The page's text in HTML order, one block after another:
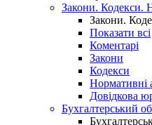
Закони. Кодекси.
Закони.
Показати всі
Коментарі
Закони
Кодекси
Нормативні
Довідкова
Бухгалтерський